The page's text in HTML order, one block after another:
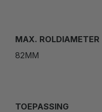
MAX. ROLDIAMETER
82MM
TOEPASSING